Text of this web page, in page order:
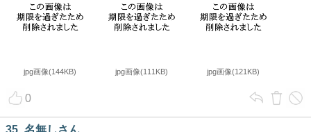
jpg画像(144KB) jpg画像(111KB) jpg画像(121KB)
0
35 名無しさん